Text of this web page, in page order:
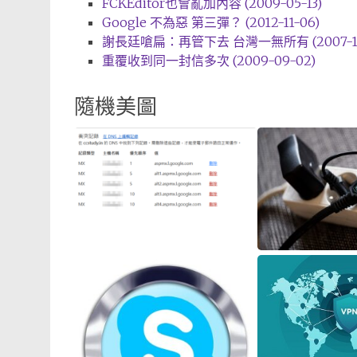
FCKEditor也會亂加內容 (2009-05-13)
Google 不為惡 第三彈？ (2012-11-06)
謝長廷嗆扁：再管下去 台灣一無所有 (2007-
重覆收到同一封信多次 (2009-09-02)
隨機美圖